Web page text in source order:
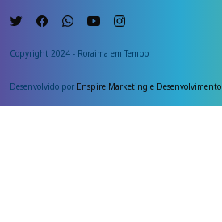
Copyright 2024 - Roraima em Tempo
Desenvolvido por Enspire Marketing e Desenvolvimento